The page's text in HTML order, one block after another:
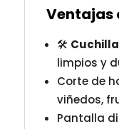
Ventajas
🛠
limpios y
Corte de
viñedos,
Pantalla